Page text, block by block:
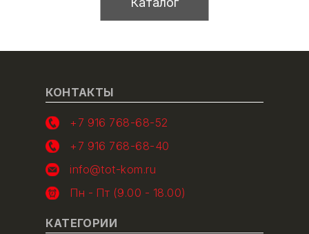
КОНТАКТЫ
+7 916 768-68-52
+7 916 768-68-40
info@tot-kom.ru
Пн - Пт (9.00 - 18.00)
КАТЕГОРИИ